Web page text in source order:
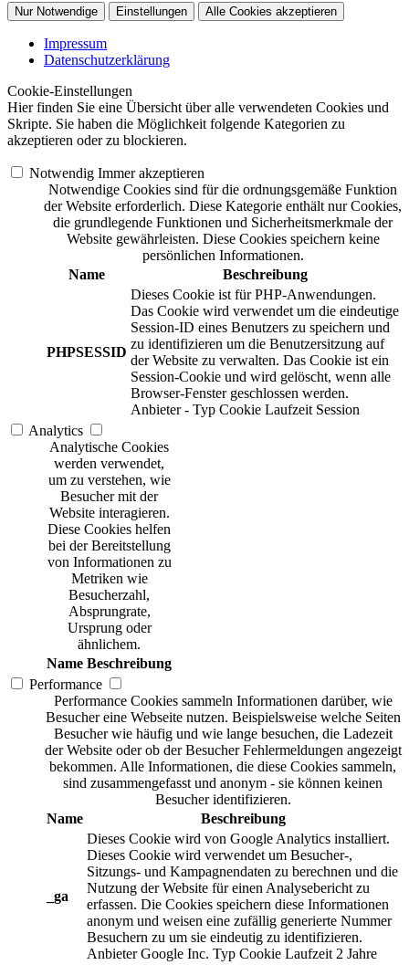
Nur Notwendige Einstellungen Alle Cookies akzeptieren
Impressum
Datenschutzerklärung
Cookie-Einstellungen
Hier finden Sie eine Übersicht über alle verwendeten Cookies und
Skripte. Sie haben die Möglichkeit folgende Kategorien zu
akzeptieren oder zu blockieren.
Notwendig Immer akzeptieren
Notwendige Cookies sind für die ordnungsgemäße Funktion
der Website erforderlich. Diese Kategorie enthält nur Cookies,
die grundlegende Funktionen und Sicherheitsmerkmale der
Website gewährleisten. Diese Cookies speichern keine
persönlichen Informationen.
Name
Beschreibung
PHPSESSID
Dieses Cookie ist für PHP-Anwendungen.
Das Cookie wird verwendet um die eindeutige
Session-ID eines Benutzers zu speichern und
zu identifizieren um die Benutzersitzung auf
der Website zu verwalten. Das Cookie ist ein
Session-Cookie und wird gelöscht, wenn alle
Browser-Fenster geschlossen werden.
Anbieter - Typ Cookie Laufzeit Session
Analytics
Analytische Cookies
werden verwendet,
um zu verstehen, wie
Besucher mit der
Website interagieren.
Diese Cookies helfen
bei der Bereitstellung
von Informationen zu
Metriken wie
Besucherzahl,
Absprungrate,
Ursprung oder
ähnlichem.
Name Beschreibung
Performance
Performance Cookies sammeln Informationen darüber, wie
Besucher eine Webseite nutzen. Beispielsweise welche Seiten
Besucher wie häufig und wie lange besuchen, die Ladezeit
der Website oder ob der Besucher Fehlermeldungen angezeigt
bekommen. Alle Informationen, die diese Cookies sammeln,
sind zusammengefasst und anonym - sie können keinen
Besucher identifizieren.
Name
Beschreibung
_ga
Dieses Cookie wird von Google Analytics installiert.
Dieses Cookie wird verwendet um Besucher-,
Sitzungs- und Kampagnendaten zu berechnen und die
Nutzung der Website für einen Analysebericht zu
erfassen. Die Cookies speichern diese Informationen
anonym und weisen eine zufällig generierte Nummer
Besuchern zu um sie eindeutig zu identifizieren.
Anbieter Google Inc. Typ Cookie Laufzeit 2 Jahre